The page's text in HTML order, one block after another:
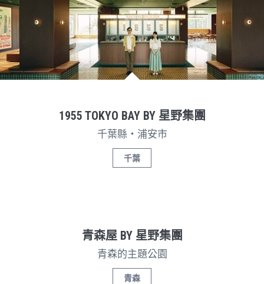
1955 TOKYO BAY BY 星野集團
千葉縣・浦安市
千葉
青森屋 BY 星野集團
青森的主題公園
青森